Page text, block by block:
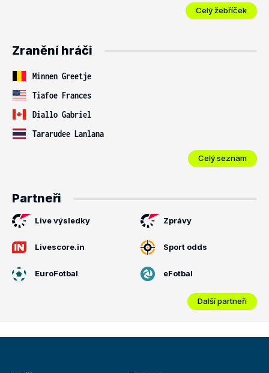
Celý žebříček
Zranění hráči
Minnen Greetje
Tiafoe Frances
Diallo Gabriel
Tararudee Lanlana
Celý seznam
Partneři
Live výsledky Zprávy
Livescore.in Sport odds
EuroFotbal eFotbal
Další partneři